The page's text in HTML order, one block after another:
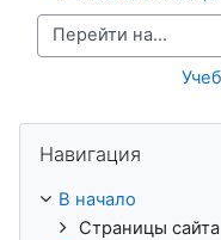
Перейти на...
Навигация
В начало
Страницы сайта